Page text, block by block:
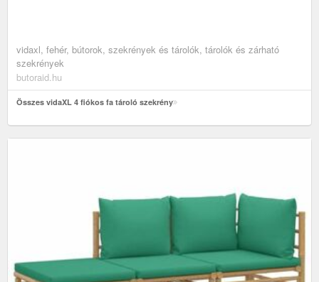
vidaxl, fehér, bútorok, szekrények és tárolók, tárolók és zárható
szekrények
butoraid.hu
Összes vidaXL 4 fiókos fa tároló szekrény